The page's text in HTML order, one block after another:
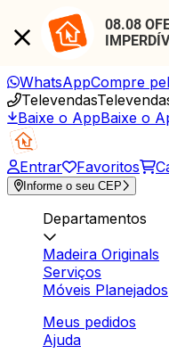
08.08
WhatsAppCompre
Televendas
Baixe o AppBaixe o
Entrar Favoritos
Informe o seu CEP
Departamentos
Madeira Originals
Serviços
Móveis Planejados
Meus pedidos
Ajuda